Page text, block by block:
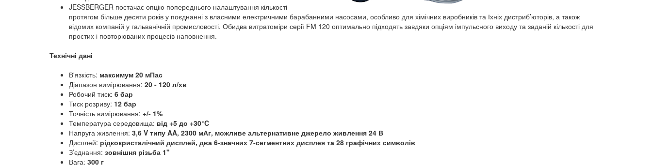
JESSBERGER постачає опцію попереднього налаштування кількості
протягом більше десяти років у поєднанні з власними електричними барабанними насосами, особливо для хімічних виробників та їхніх дистриб’юторів, а також
відомих компаній у гальванічній промисловості. Обидва витратоміри серії FM 120 оптимально підходять завдяки опціям імпульсного виходу та заданій кількості для
простих і повторюваних процесів наповнення.
Технічні дані
В'язкість: максимум 20 мПас
Діапазон вимірювання: 20 - 120 л/хв
Робочий тиск: 6 бар
Тиск розриву: 12 бар
Точність вимірювання: +/- 1%
Температура середовища: від +5 до +30°C
Напруга живлення: 3,6 V типу AA, 2300 мАг, можливе альтернативне джерело живлення 24 В
Дисплей: рідкокристалічний дисплей, два 6-значних 7-сегментних дисплея та 28 графічних символів
З’єднання: зовнішня різьба 1"
Вага: 300 г